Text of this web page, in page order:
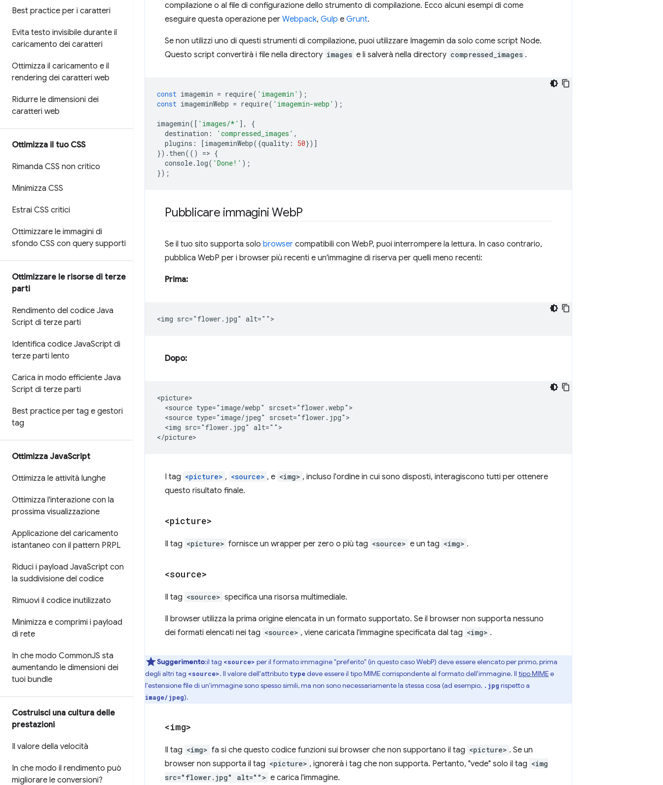
Best practice per i caratteri
Evita testo invisibile durante il
caricamento dei caratteri
Ottimizza il caricamento e il
rendering dei caratteri web
Ridurre le dimensioni dei
caratteri web
Ottimizza il tuo CSS
Rimanda CSS non critico
Minimizza CSS
Estrai CSS critici
Ottimizzare le immagini di
sfondo CSS con query supporti
Ottimizzare le risorse di terze
parti
Rendimento del codice Java
Script di terze parti
Identifica codice JavaScript di
terze parti lento
Carica in modo efficiente Java
Script di terze parti
Best practice per tag e gestori
tag
Ottimizza JavaScript
Ottimizza le attività lunghe
Ottimizza l'interazione con la
prossima visualizzazione
Applicazione del caricamento
istantaneo con il pattern PRPL
Riduci i payload JavaScript con
la suddivisione del codice
Rimuovi il codice inutilizzato
Minimizza e comprimi i payload
di rete
In che modo CommonJS sta
aumentando le dimensioni dei
tuoi bundle
Costruisci una cultura delle
prestazioni
Il valore della velocità
In che modo il rendimento può
migliorare le conversioni?
compilazione o al file di configurazione dello strumento di compilazione. Ecco alcuni esempi di come
eseguire questa operazione per Webpack, Gulp e Grunt.
Se non utilizzi uno di questi strumenti di compilazione, puoi utilizzare Imagemin da solo come script Node.
Questo script convertirà i file nella directory images e li salverà nella directory compressed_images .
const imagemin = require( 'imagemin' );
const imageminWebp = require( 'imagemin-webp' );
imagemin([ 'images/*' ],
{
destination : 'compressed_images' ,
plugins : [imageminWebp({quality : 50})]
}). then(() => {
console. log( 'Done!' );
});
Pubblicare immagini WebP
Se il tuo sito supporta solo browser compatibili con WebP, puoi interrompere la lettura. In caso contrario,
pubblica WebP per i browser più recenti e un'immagine di riserva per quelli meno recenti:
Prima:
Dopo:
<picture>
  <source type="image/webp" srcset="flower.webp">
  <source type="image/jpeg" srcset="flower.jpg">
  <img src="flower.jpg" alt="">
I tag <picture> , <source> , e <img> , incluso l'ordine in cui sono disposti, interagiscono tutti per ottenere
questo risultato finale.
<picture>
Il tag <picture> fornisce un wrapper per zero o più tag <source> e un tag <img> .
<source>
Il tag <source> specifica una risorsa multimediale.
Il browser utilizza la prima origine elencata in un formato supportato. Se il browser non supporta nessuno
dei formati elencati nei tag <source> , viene caricata l'immagine specificata dal tag <img> .
Suggerimento:il tag <source> per il formato immagine "preferito" (in questo caso WebP) deve essere elencato per primo, prima
degli altri tag <source>. Il valore dell'attributo typedeve essere il tipo MIME corrispondente al formato dell'immagine. Il tipo MIMEe
l'estensione file di un'immagine sono spesso simili, ma non sono necessariamente la stessa cosa (ad esempio, .jpg rispetto a
image/jpeg).
<img>
Il tag <img> fa sì che questo codice funzioni sui browser che non supportano il tag <picture> . Se un
browser non supporta il tag <picture> , ignorerà i tag che non supporta. Pertanto, "vede" solo il tag <img
src="flower.jpg" alt=""> e carica l'immagine.